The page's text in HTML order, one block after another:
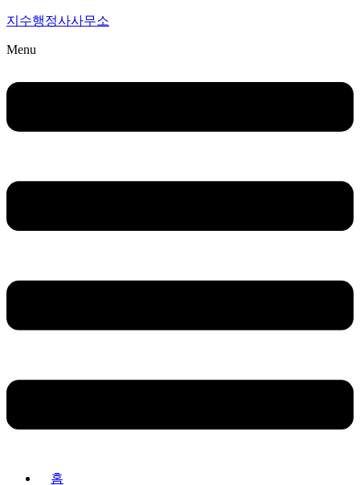
지수행정사사무소
Menu
홈